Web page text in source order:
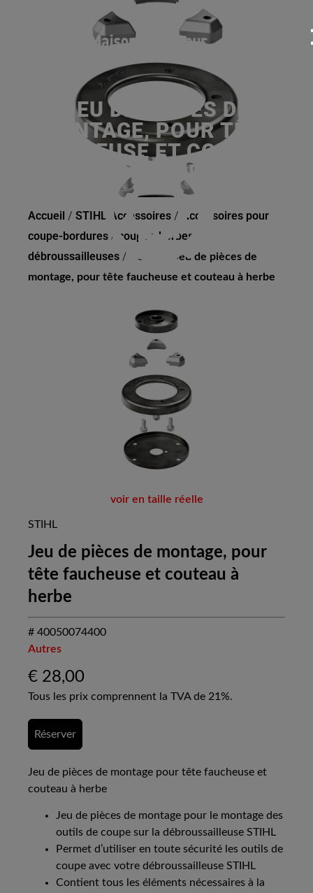
JEU DE PIÈCES DE
MONTAGE, POUR TÊTE
FAUCHEUSE ET COUTEAU
À HERBE
Accueil / STIHL Accessoires /
Accessoires pour
coupe-bordures / coupes-herbes /
débroussailleuses / Autres
Jeu de pièces de
montage, pour tête faucheuse et couteau à herbe
voir en taille réelle
STIHL
Jeu de pièces de montage, pour
tête faucheuse et couteau à
herbe
# 40050074400
Autres
€ 28,00
Tous les prix comprennent la TVA de 21%.
Réserver
Jeu de pièces de montage pour tête faucheuse et
couteau à herbe
Jeu de pièces de montage pour le montage des
outils de coupe sur la débroussailleuse STIHL
Permet d’utiliser en toute sécurité les outils de
coupe avec votre débroussailleuse STIHL
Contient tous les éléments nécessaires à la